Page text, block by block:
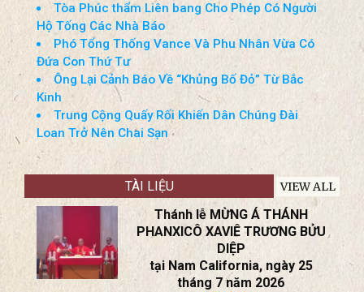
Tòa Phúc thẩm Liên bang Cho Phép Có Người
Hộ Tống Các Nhà Báo
Phó Tổng Thống Vance Và Phu Nhân Vừa Có
Đứa Con Thứ Tư
Ông Lại Cảnh Báo Về “Khủng Bố Đỏ” Từ Bắc
Kinh
Trung Cộng Quấy Rối Khiến Dân Chúng Đài
Loan Trở Nên Chai Sạn
TÀI LIỆU VIEW ALL
Thánh lễ MỪNG Á THÁNH
PHANXICÔ XAVIÊ TRƯƠNG BỬU
DIỆP
tại Nam California, ngày 25
tháng 7 năm 2026